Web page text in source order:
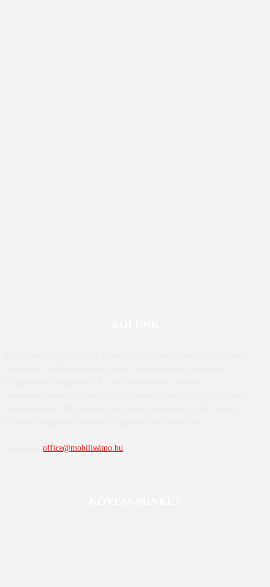
office@mobilissimo.hu